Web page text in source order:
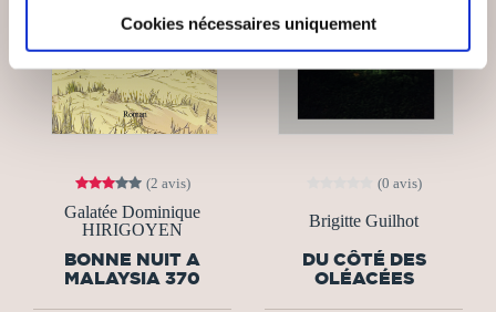
Cookies nécessaires uniquement
(2 avis)
Galatée Dominique
HIRIGOYEN
BONNE NUIT A
MALAYSIA 370
(0 avis)
Brigitte Guilhot
DU CÔTÉ DES
OLÉACÉES